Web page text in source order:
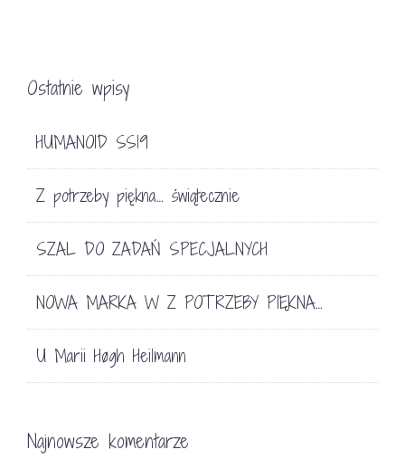
Ostatnie wpisy
HUMANOID SS19
Z potrzeby piękna… świątecznie
SZAL DO ZADAŃ SPECJALNYCH
NOWA MARKA W Z POTRZEBY PIĘKNA…
U Marii Høgh Heilmann
Najnowsze komentarze